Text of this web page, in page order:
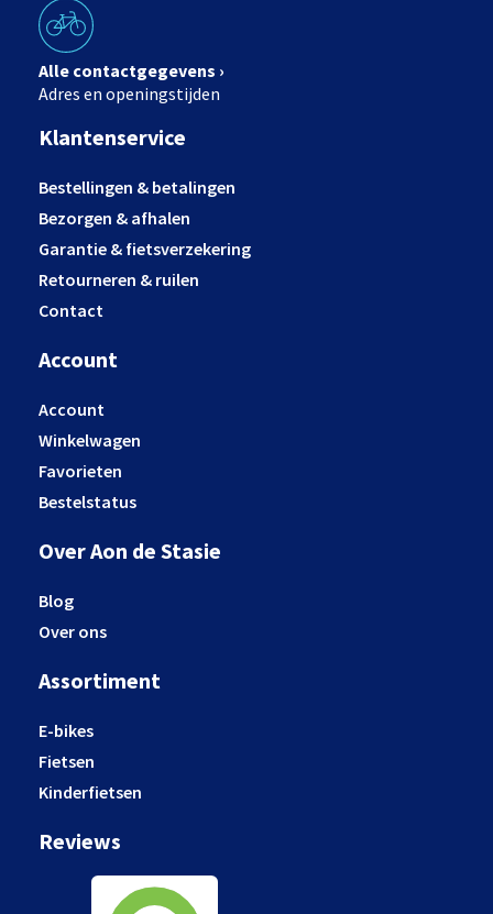
Alle contactgegevens ›
Adres en openingstijden
Klantenservice
Bestellingen & betalingen
Bezorgen & afhalen
Garantie & fietsverzekering
Retourneren & ruilen
Contact
Account
Account
Winkelwagen
Favorieten
Bestelstatus
Over Aon de Stasie
Blog
Over ons
Assortiment
E-bikes
Fietsen
Kinderfietsen
Reviews